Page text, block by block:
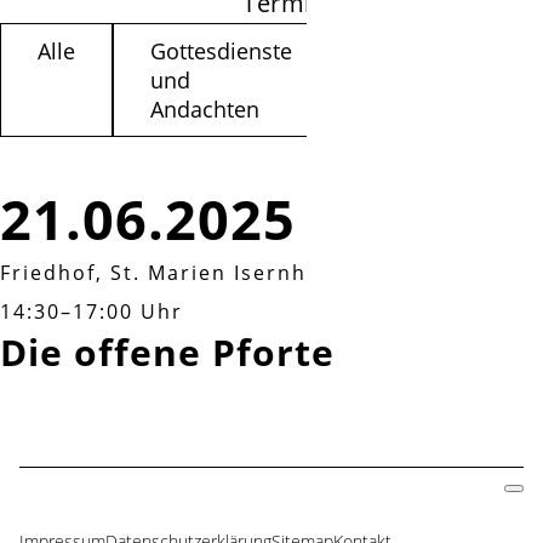
21.06.2025
Alle
Gottesdienste
und
Andachten
Friedhof, St. Marien Isernhagen
14:30–17:00 Uhr
Die offene Pforte